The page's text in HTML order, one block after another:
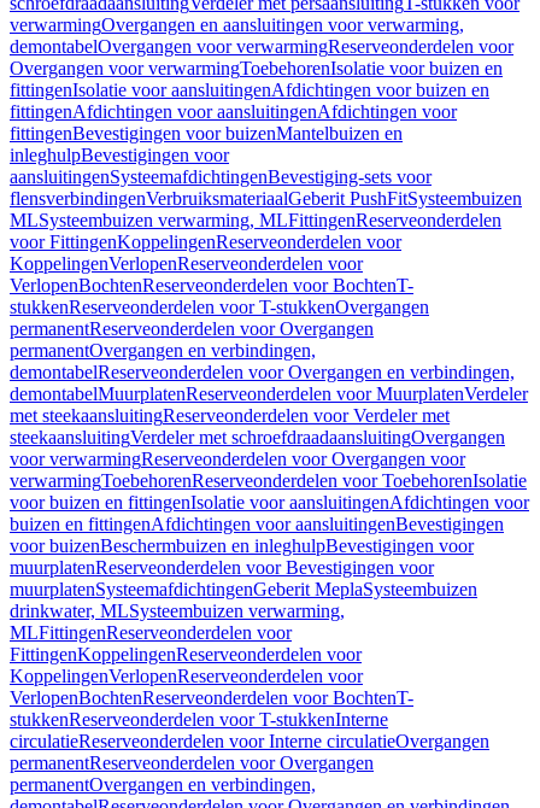
verwarmingOvergangen en aansluitingen voor verwarming,
demontabelOvergangen voor verwarmingReserveonderdelen voor
Overgangen voor verwarmingToebehorenIsolatie voor buizen en
fittingenIsolatie voor aansluitingenAfdichtingen voor buizen en
fittingenAfdichtingen voor aansluitingenAfdichtingen voor
fittingenBevestigingen voor buizenMantelbuizen en
inleghulpBevestigingen voor
aansluitingenSysteemafdichtingenBevestiging-sets voor
flensverbindingenVerbruiksmateriaalGeberit PushFitSysteembuizen
MLSysteembuizen verwarming, MLFittingenReserveonderdelen
voor FittingenKoppelingenReserveonderdelen voor
KoppelingenVerlopenReserveonderdelen voor
VerlopenBochtenReserveonderdelen voor BochtenT-
stukkenReserveonderdelen voor T-stukkenOvergangen
permanentReserveonderdelen voor Overgangen
permanentOvergangen en verbindingen,
demontabelReserveonderdelen voor Overgangen en verbindingen,
demontabelMuurplatenReserveonderdelen voor MuurplatenVerdeler
met steekaansluitingReserveonderdelen voor Verdeler met
steekaansluitingVerdeler met schroefdraadaansluitingOvergangen
voor verwarmingReserveonderdelen voor Overgangen voor
verwarmingToebehorenReserveonderdelen voor ToebehorenIsolatie
voor buizen en fittingenIsolatie voor aansluitingenAfdichtingen voor
buizen en fittingenAfdichtingen voor aansluitingenBevestigingen
voor buizenBeschermbuizen en inleghulpBevestigingen voor
muurplatenReserveonderdelen voor Bevestigingen voor
muurplatenSysteemafdichtingenGeberit MeplaSysteembuizen
drinkwater, MLSysteembuizen verwarming,
MLFittingenReserveonderdelen voor
FittingenKoppelingenReserveonderdelen voor
KoppelingenVerlopenReserveonderdelen voor
VerlopenBochtenReserveonderdelen voor BochtenT-
stukkenReserveonderdelen voor T-stukkenInterne
circulatieReserveonderdelen voor Interne circulatieOvergangen
permanentReserveonderdelen voor Overgangen
permanentOvergangen en verbindingen,